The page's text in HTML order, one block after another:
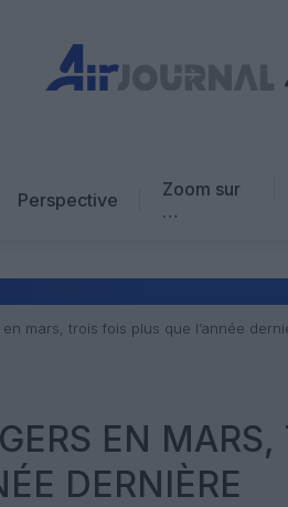
Perspective
Zoom sur
…
Avis d’expert
mars, trois fois plus que l’année
EN MARS,
DERNIÈRE